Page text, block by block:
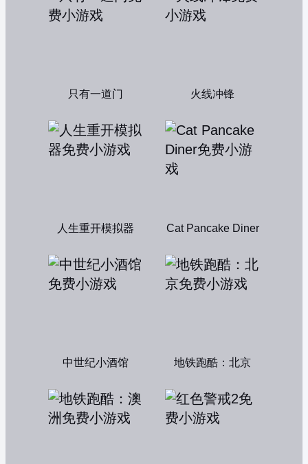
只有一道门 火线冲锋
人生重开模拟器 Cat Pancake Diner
中世纪小酒馆 地铁跑酷：北京